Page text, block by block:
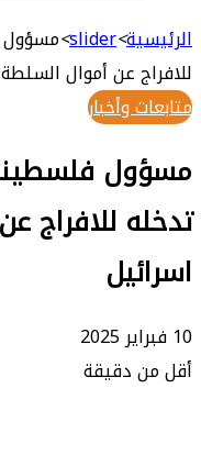
>
slider
>مسؤول
عن أموال السلطة لدى
فلسطيني
للافراج عن